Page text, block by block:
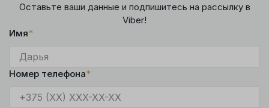
Оставьте ваши данные и подпишитесь на рассылку в
Viber!
Имя*
Номер телефона*